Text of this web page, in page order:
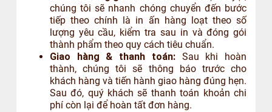
chúng tôi sẽ nhanh chóng chuyển đến bước
tiếp theo chính là in ấn hàng loạt theo số
lượng yêu cầu, kiểm tra sau in và đóng gói
thành phẩm theo quy cách tiêu chuẩn.
Giao hàng & thanh toán:Sau khi hoàn
thành, chúng tôi sẽ thông báo trước cho
khách hàng và tiến hành giao hàng đúng hẹn.
Sau đó, quý khách sẽ thanh toán khoản chi
phí còn lại để hoàn tất đơn hàng.